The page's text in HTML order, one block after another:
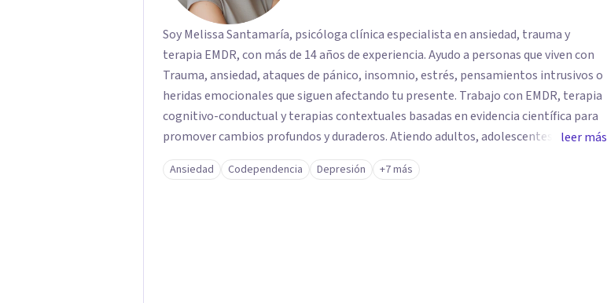
Soy Melissa Santamaría, psicóloga clínica especialista en ansiedad, trauma y
terapia EMDR, con más de 14 años de experiencia. Ayudo a personas que viven con
Trauma, ansiedad, ataques de pánico, insomnio, estrés, pensamientos intrusivos o
heridas emocionales que siguen afectando tu presente. Trabajo con EMDR, terapia
cognitivo-conductual y terapias contextuales basadas en evidencia científica para
promover cambios profundos y duraderos. Atiendo adultos, adolescentes, parejas y
familias de forma presencial en Medellín y online, en un espacio seguro, cercano y
profesional.
leer más
Ansiedad Codependencia Depresión +7 más